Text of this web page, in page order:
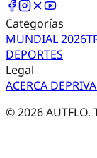
Categorías
MUNDIAL 2026
DEPORTES
Legal
ACERCA DE
©2026